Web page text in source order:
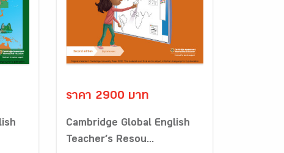
ราคา 2900 บาท
Cambridge Global English
Teacher’s Resou...